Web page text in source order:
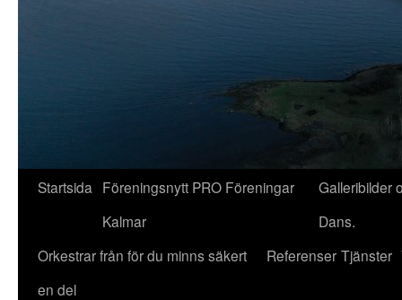
Startsida Föreningsnytt PRO Föreningar
Kalmar
Galleribilder
Dans.
Orkestrar från för du minns säkert
en del
Referenser Tjänster